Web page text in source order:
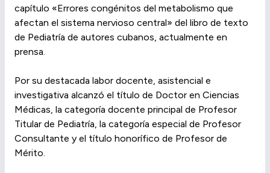
capítulo «Errores congénitos del metabolismo que
afectan el sistema nervioso central» del libro de texto
de Pediatría de autores cubanos, actualmente en
prensa.
Por su destacada labor docente, asistencial e
investigativa alcanzó el título de Doctor en Ciencias
Médicas, la categoría docente principal de Profesor
Titular de Pediatría, la categoría especial de Profesor
Consultante y el título honorífico de Profesor de
Mérito.